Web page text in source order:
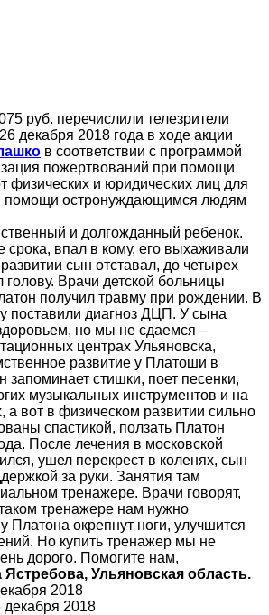
руб. перечислили телезрители
декабря 2018 года в ходе акции
в соответствии с программой
пожертвований при помощи
физических и юридических лиц для
помощи остронуждающимся людям
и долгожданный ребенок.
впал в кому, его выхаживали
сын отставал, до четырех
Врачи детской больницы
получил травму при рождении. В
поставили диагноз ДЦП. У сына
но мы не сдаемся –
центрах Ульяновска,
развитие у Платоши в
запоминает стишки, поет песенки,
музыкальных инструментов и на
а вот в физическом развитии сильно
спастикой, ползать Платон
После лечения в московской
ушел перекрест в коленях, сын
за руки. Занятия там
тренажере. Врачи говорят,
тренажере нам нужно
Платона окрепнут ноги, улучшится
Но купить тренажер мы не
дорого. Помогите нам,
Ястребова, Ульяновская область.
2018
2018